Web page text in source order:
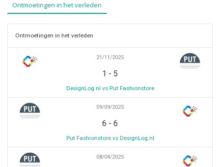
Ontmoetingen in het verleden
Ontmoetingen in het verleden
21/11/2025
1 - 5
DesignLog.nl vs Put Fashionstore
09/09/2025
6 - 6
Put Fashionstore vs DesignLog.nl
08/04/2025